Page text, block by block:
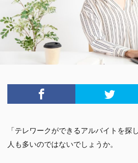
「テレワークができるアルバイトを探
人も多いのではないでしょうか。